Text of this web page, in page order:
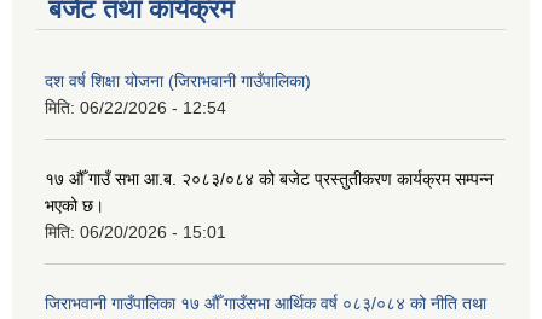
बजेट तथा कार्यक्रम
दश वर्ष शिक्षा योजना (जिराभवानी गाउँपालिका)
मिति: 06/22/2026 - 12:54
१७ औँ गाउँ सभा आ.ब. २०८३/०८४ को बजेट प्रस्तुतीकरण कार्यक्रम सम्पन्न
भएको छ।
मिति: 06/20/2026 - 15:01
जिराभवानी गाउँपालिका १७ औँ गाउँसभा आर्थिक वर्ष ०८३/०८४ को नीति तथा